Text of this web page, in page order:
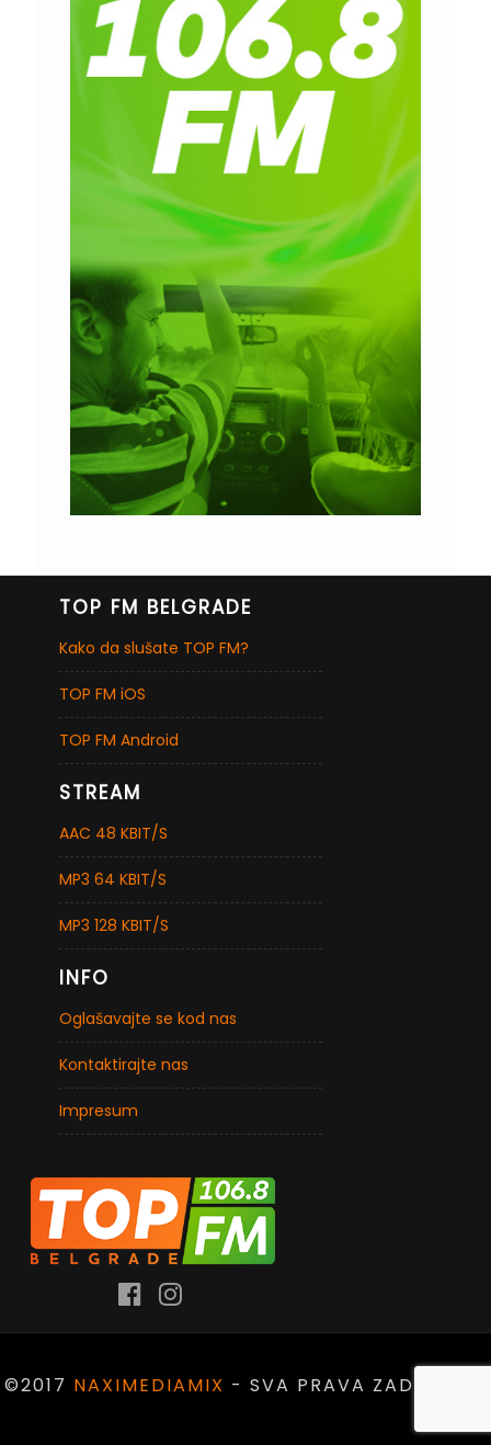
TOP FM BELGRADE
Kako da slušate TOP FM?
TOP FM iOS
TOP FM Android
STREAM
AAC 48 KBIT/S
MP3 64 KBIT/S
MP3 128 KBIT/S
INFO
Oglašavajte se kod nas
Kontaktirajte nas
Impresum
©2017 NAXIMEDIAMIX - SVA PRAVA ZADRŽANA.